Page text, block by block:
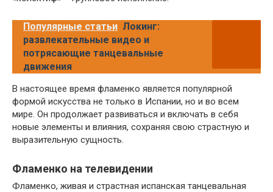
Популярные статьи Локинг:
развлекательные видео и
потрясающие танцевальные
движения
В настоящее время фламенко является популярной
формой искусства не только в Испании, но и во всем
мире. Он продолжает развиваться и включать в себя
новые элементы и влияния, сохраняя свою страстную и
выразительную сущность.
Фламенко на телевидении
Фламенко, живая и страстная испанская танцевальная